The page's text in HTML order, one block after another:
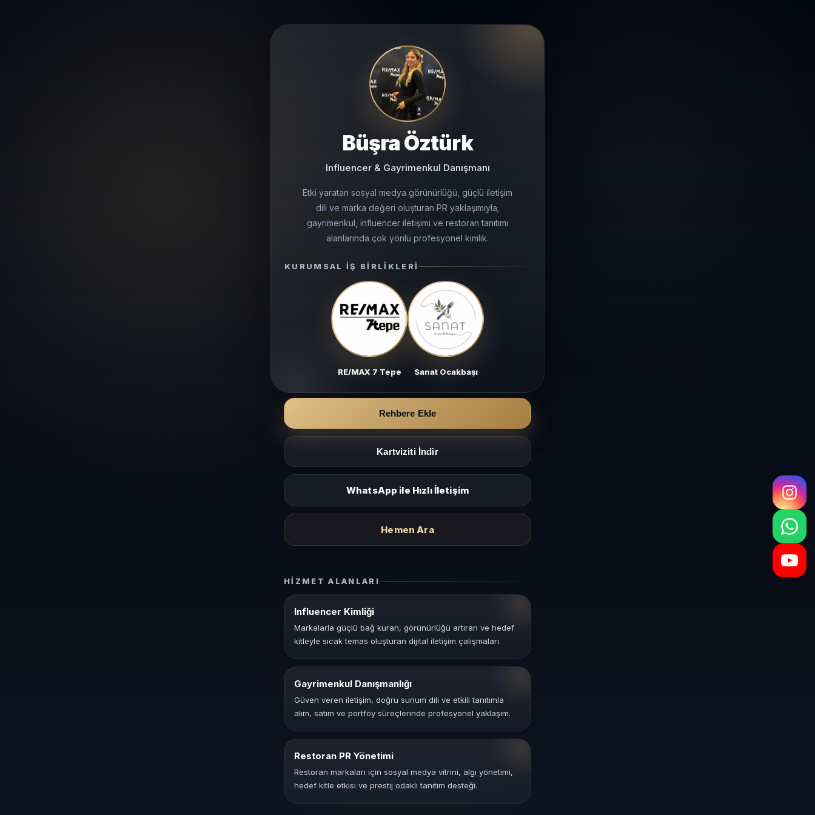
Büşra Öztürk
Influencer & Gayrimenkul Danışmanı
Etki yaratan sosyal medya görünürlüğü, güçlü iletişim
dili ve marka değeri oluşturan PR yaklaşımıyla;
gayrimenkul, influencer iletişimi ve restoran tanıtımı
alanlarında çok yönlü profesyonel kimlik.
KURUMSAL İŞ BIRLIKLERI
RE/MAX 7 Tepe Sanat Ocakbaşı
Rehbere Ekle
Kartviziti İndir
WhatsApp ile Hızlı İletişim
Hemen Ara
HIZMET ALANLARI
Influencer Kimliği
Markalarla güçlü bağ kuran, görünürlüğü artıran ve hedef
kitleyle sıcak temas oluşturan dijital iletişim çalışmaları.
Gayrimenkul Danışmanlığı
Güven veren iletişim, doğru sunum dili ve etkili tanıtımla
alım, satım ve portföy süreçlerinde profesyonel yaklaşım.
Restoran PR Yönetimi
Restoran markaları için sosyal medya vitrini, algı yönetimi,
hedef kitle etkisi ve prestij odaklı tanıtım desteği.